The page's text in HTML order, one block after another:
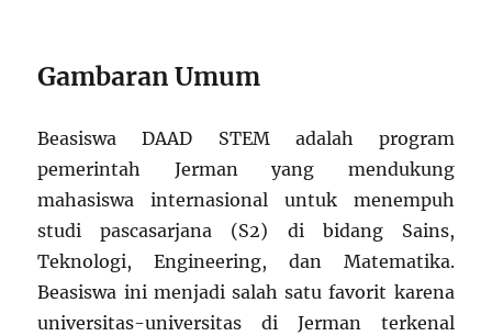
Gambaran Umum
Beasiswa DAAD STEM adalah program
pemerintah Jerman yang mendukung
mahasiswa internasional untuk menempuh
studi pascasarjana (S2) di bidang Sains,
Teknologi, Engineering, dan Matematika.
Beasiswa ini menjadi salah satu favorit karena
universitas-universitas di Jerman terkenal